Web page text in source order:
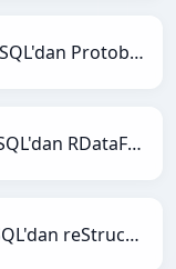
SQL'dan Protobuf'ye
SQL'dan RDataFrame'ye
SQL'dan reStructuredText'ye